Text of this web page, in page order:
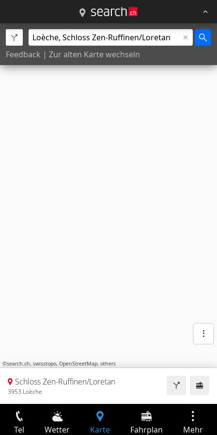
Feedback | Zur alten Karte wechseln
©search.ch, swisstopo, OpenStreetMap, others
Schloss Zen-Ruffinen/Loretan
3953 Loèche
Tel Wetter Karte Fahrplan Mehr